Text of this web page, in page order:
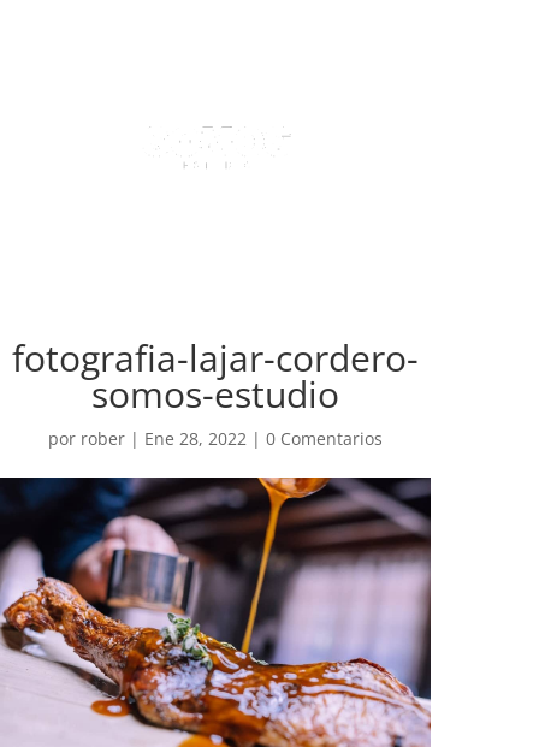
fotografia-lajar-cordero-
somos-estudio
por rober | Ene 28, 2022 |0 Comentarios